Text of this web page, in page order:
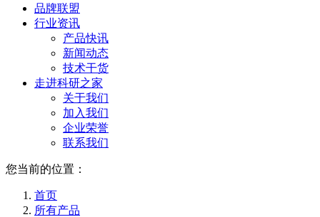
品牌联盟
行业资讯
产品快讯
新闻动态
技术干货
走进科研之家
关于我们
加入我们
企业荣誉
联系我们
您当前的位置：
首页
所有产品